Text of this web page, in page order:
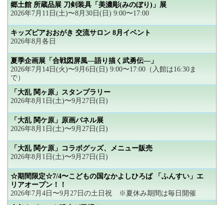
郷土館 所蔵品展 刀剣装具「美濃彫(みのぼり)」展
2026年7月11日(土)〜8月30日(日) 9:00〜17:00
キッズピアおおがき 交流サロン 8月イベント
2026年8月各日
夏季企画展「合戦図屏風―語り描く武勇伝―」
2026年7月14日(火)〜9月6日(日) 9:00〜17:00（入館は16:30ま
で）
「大乱 関ヶ原」スタンプラリー
2026年8月1日(土)〜9月27日(日)
「大乱 関ケ原」原画パネル展
2026年8月1日(土)〜9月27日(日)
「大乱 関ケ原」コラボグッズ、メニュー販売
2026年8月1日(土)〜9月27日(日)
☆期間限定☆7/4〜こどもの国なかよしひろば 「ふんすい」エ
リアオープン！！
2026年7月4日〜9月27日の土日祝 ※夏休み期間は毎日開催